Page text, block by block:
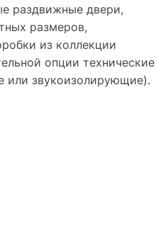
раздвижные двери,
размеров,
из коллекции
опции технические
или звукоизолирующие).